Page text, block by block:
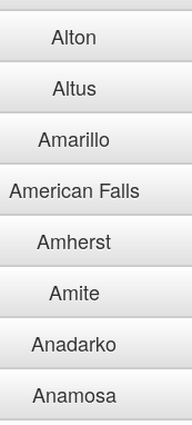
Alton
Altus
Amarillo
American Falls
Amherst
Amite
Anadarko
Anamosa